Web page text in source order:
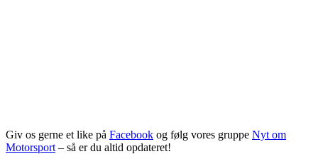
Giv os gerne et like på Facebook og følg vores gruppe Nyt om
Motorsport – så er du altid opdateret!